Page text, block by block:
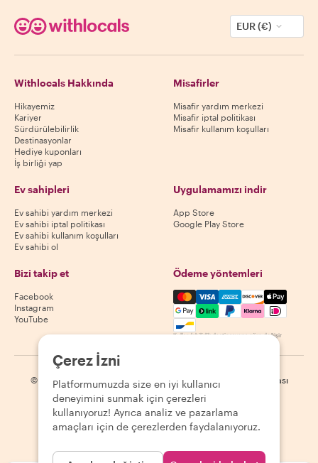
EUR (€)
Withlocals Hakkında
Hikayemiz
Kariyer
Sürdürülebilirlik
Destinasyonlar
Hediye kuponları
İş birliği yap
Misafirler
Misafir yardım merkezi
Misafir iptal politikası
Misafir kullanım koşulları
Ev sahipleri
Ev sahibi yardım merkezi
Ev sahibi iptal politikası
Ev sahibi kullanım koşulları
Ev sahibi ol
Uygulamamızı indir
App Store
Google Play Store
Bizi takip et
Facebook
Instagram
YouTube
Ödeme yöntemleri
Mastercard, Visa, Amex,
Kullanılabilirlik destinasyona göre değişir
© 2026 Withlocals.com Gizlilik Politikası | Site haritası
Çerez İzni
Platformumuzda size en iyi kullanıcı
deneyimini sunmak için çerezleri
kullanıyoruz! Ayrıca analiz ve pazarlama
amaçları için de çerezlerden faydalanıyoruz.